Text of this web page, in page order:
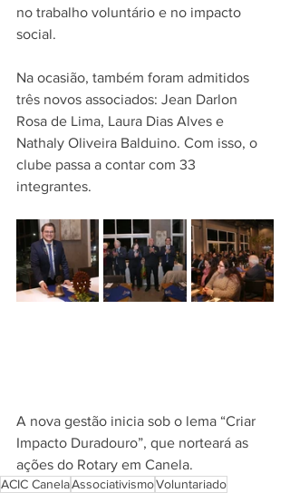
no trabalho voluntário e no impacto
social.
Na ocasião, também foram admitidos
três novos associados: Jean Darlon
Rosa de Lima, Laura Dias Alves e
Nathaly Oliveira Balduino. Com isso, o
clube passa a contar com 33
integrantes.
A nova gestão inicia sob o lema “Criar
Impacto Duradouro”, que norteará as
ações do Rotary em Canela.
ACIC CanelaAssociativismoVoluntariado